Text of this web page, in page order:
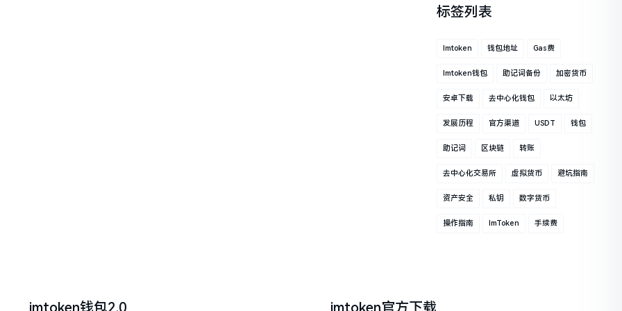
标签列表
Imtoken 钱包地址 Gas费
Imtoken钱包 助记词备份 加密货币
安卓下载 去中心化钱包 以太坊
发展历程 官方渠道 USDT 钱包
助记词 区块链 转账
去中心化交易所 虚拟货币 避坑指南
资产安全 私钥 数字货币
操作指南 ImToken 手续费